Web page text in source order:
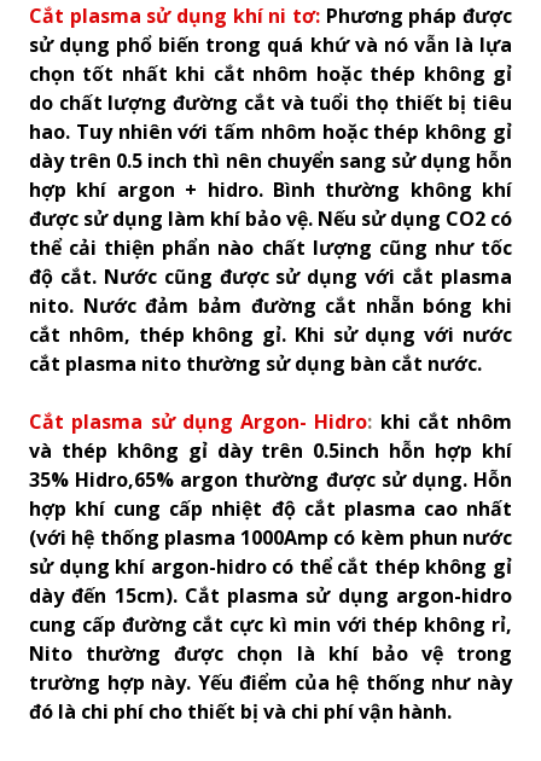
Cắt plasma sử dụng khí ni tơ: Phương pháp được
sử dụng phổ biến trong quá khứ và nó vẫn là lựa
chọn tốt nhất khi cắt nhôm hoặc thép không gỉ
do chất lượng đường cắt và tuổi thọ thiết bị tiêu
hao. Tuy nhiên với tấm nhôm hoặc thép không gỉ
dày trên 0.5 inch thì nên chuyển sang sử dụng hỗn
hợp khí argon + hidro. Bình thường không khí
được sử dụng làm khí bảo vệ. Nếu sử dụng CO2 có
thể cải thiện phẩn nào chất lượng cũng như tốc
độ cắt. Nước cũng được sử dụng với cắt plasma
nito. Nước đảm bảm đường cắt nhẵn bóng khi
cắt nhôm, thép không gỉ. Khi sử dụng với nước
cắt plasma nito thường sử dụng bàn cắt nước.
Cắt plasma sử dụng Argon- Hidro: khi cắt nhôm
và thép không gỉ dày trên 0.5inch hỗn hợp khí
35% Hidro,65% argon thường được sử dụng. Hỗn
hợp khí cung cấp nhiệt độ cắt plasma cao nhất
(với hệ thống plasma 1000Amp có kèm phun nước
sử dụng khí argon-hidro có thể cắt thép không gỉ
dày đến 15cm). Cắt plasma sử dụng argon-hidro
cung cấp đường cắt cực kì min với thép không rỉ,
Nito thường được chọn là khí bảo vệ trong
trường hợp này. Yếu điểm của hệ thống như này
đó là chi phí cho thiết bị và chi phí vận hành.